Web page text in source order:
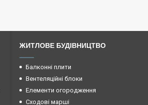
ЖИТЛОВЕ БУДІВНИЦТВО
Балконні плити
Вентеляційні блоки
Елементи огородження
Сходові марші